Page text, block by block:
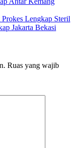
Prokes Lengkap Steril
Jakarta Bekasi
Ruas yang wajib